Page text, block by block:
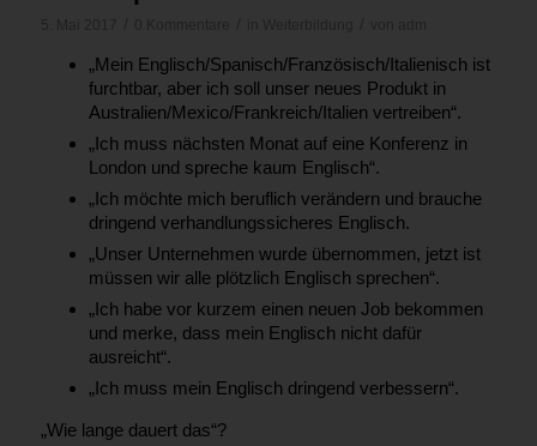
„Mein Englisch/Spanisch/Französisch/Italienisch ist
furchtbar, aber ich soll unser neues Produkt in
Australien/Mexico/Frankreich/Italien vertreiben“.
„Ich muss nächsten Monat auf eine Konferenz in
London und spreche kaum Englisch“.
„Ich möchte mich beruflich verändern und brauche
dringend verhandlungssicheres Englisch.
„Unser Unternehmen wurde übernommen, jetzt ist
müssen wir alle plötzlich Englisch sprechen“.
„Ich habe vor kurzem einen neuen Job bekommen
und merke, dass mein Englisch nicht dafür
ausreicht“.
„Ich muss mein Englisch dringend verbessern“.
„Wie lange dauert das“?